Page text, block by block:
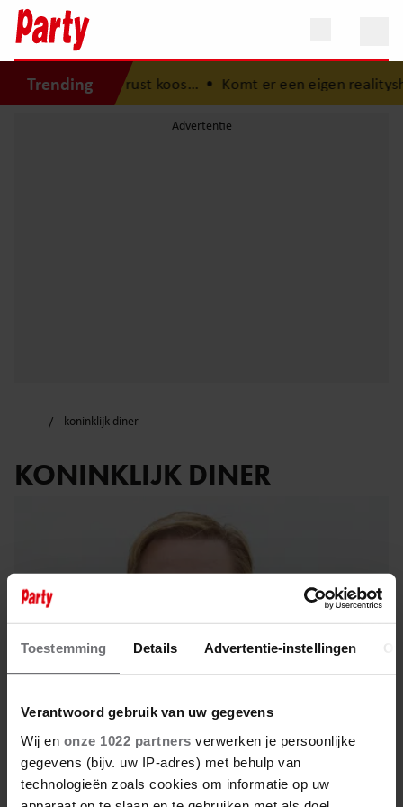
Toestemming Details Advertentie-instellingen
Verantwoord gebruik van uw gegevens
Wij en onze 1022 partners verwerken je persoonlijke
gegevens (bijv. uw IP-adres) met behulp van
technologieën zoals cookies om informatie op uw
Trending
bewust voor rust koos…•Komt er een eigen
koninklijk diner
KONINKLIJK DINER
25 juni 2025